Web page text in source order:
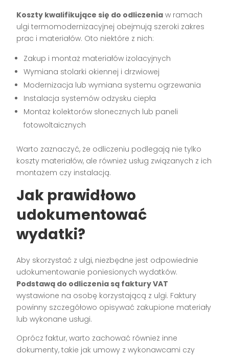
Koszty kwalifikujące się do odliczenia w ramach
ulgi termomodernizacyjnej obejmują szeroki zakres
prac i materiałów. Oto niektóre z nich:
Zakup i montaż materiałów izolacyjnych
Wymiana stolarki okiennej i drzwiowej
Modernizacja lub wymiana systemu ogrzewania
Instalacja systemów odzysku ciepła
Montaż kolektorów słonecznych lub paneli
fotowoltaicznych
Warto zaznaczyć, że odliczeniu podlegają nie tylko
koszty materiałów, ale również usług związanych z ich
montażem czy instalacją.
Jak prawidłowo
udokumentować
wydatki?
Aby skorzystać z ulgi, niezbędne jest odpowiednie
udokumentowanie poniesionych wydatków.
Podstawą do odliczenia są faktury VAT
wystawione na osobę korzystającą z ulgi. Faktury
powinny szczegółowo opisywać zakupione materiały
lub wykonane usługi.
Oprócz faktur, warto zachować również inne
dokumenty, takie jak umowy z wykonawcami czy